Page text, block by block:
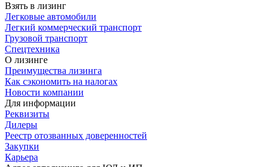
Взять в лизинг
Легковые автомобили
Легкий коммерческий транспорт
Грузовой транспорт
Спецтехника
О лизинге
Преимущества лизинга
Как сэкономить на налогах
Новости компании
Для информации
Реквизиты
Дилеры
Реестр отозванных доверенностей
Закупки
Карьера